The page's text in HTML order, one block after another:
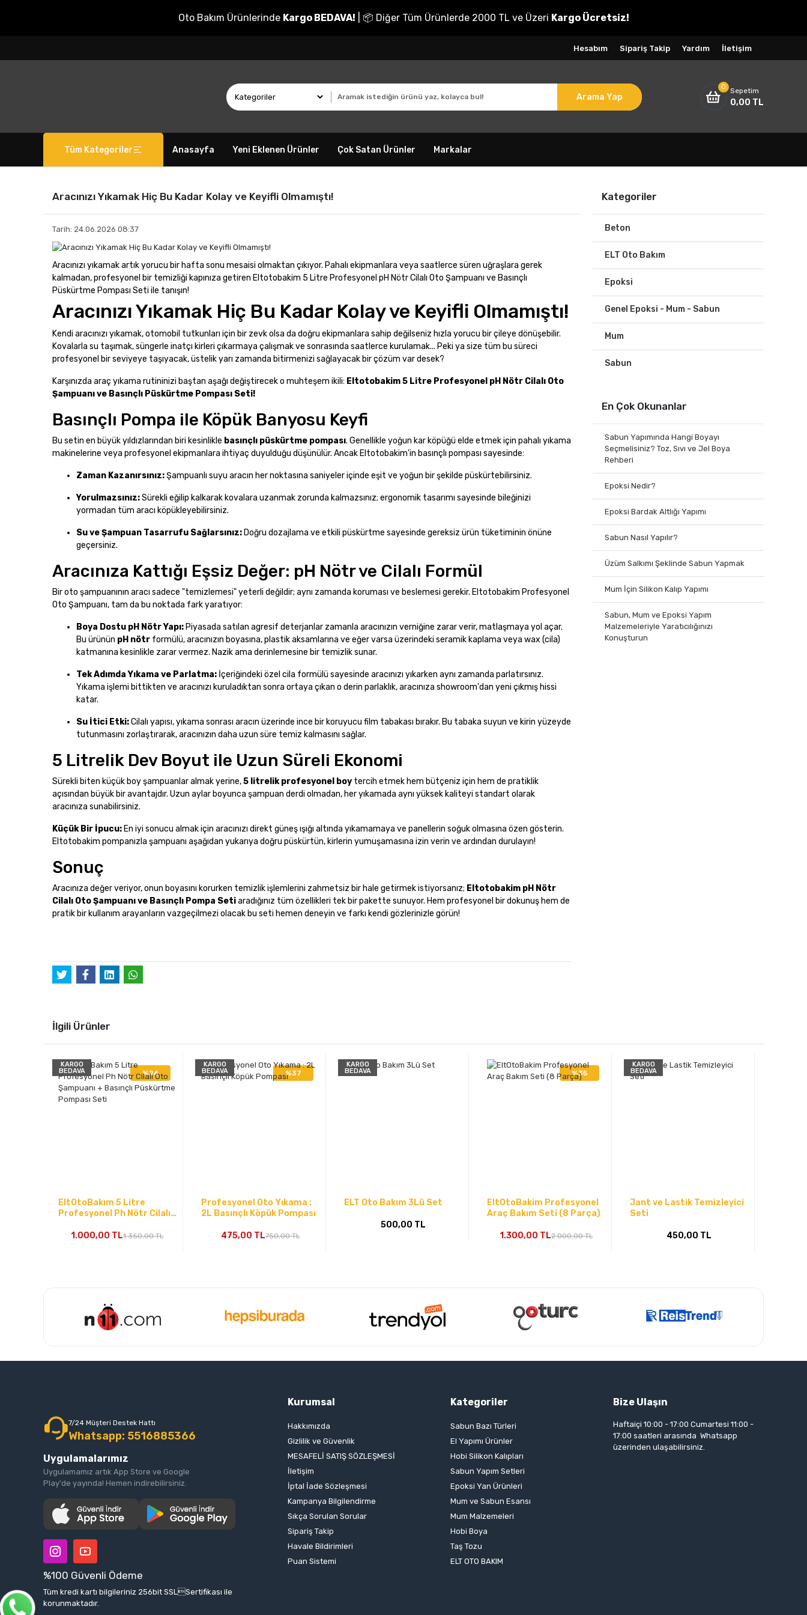
Oto Bakım Ürünlerinde Kargo BEDAVA! | 📦 Diğer Tüm Ürünlerde 2000 TL ve Üzeri Kargo Ücretsiz!
Hesabım Sipariş Takip Yardım İletişim
Arama Yap
0 Sepetim
0,00 TL
Tüm Kategoriler Anasayfa Yeni Eklenen Ürünler Çok Satan Ürünler Markalar
Aracınızı Yıkamak Hiç Bu Kadar Kolay ve Keyifli Olmamıştı!
Tarih: 24.06.2026 08:37
Aracınızı yıkamak artık yorucu bir hafta sonu mesaisi olmaktan çıkıyor. Pahalı ekipmanlara veya saatlerce süren uğraşlara gerek
kalmadan, profesyonel bir temizliği kapınıza getiren Eltotobakim 5 Litre Profesyonel pH Nötr Cilalı Oto Şampuanı ve Basınçlı
Püskürtme Pompası Seti ile tanışın!
Aracınızı Yıkamak Hiç Bu Kadar Kolay ve Keyifli Olmamıştı!
Kendi aracınızı yıkamak, otomobil tutkunları için bir zevk olsa da doğru ekipmanlara sahip değilseniz hızla yorucu bir çileye dönüşebilir.
Kovalarla su taşımak, süngerle inatçı kirleri çıkarmaya çalışmak ve sonrasında saatlerce kurulamak... Peki ya size tüm bu süreci
profesyonel bir seviyeye taşıyacak, üstelik yarı zamanda bitirmenizi sağlayacak bir çözüm var desek?
Karşınızda araç yıkama rutininizi baştan aşağı değiştirecek o muhteşem ikili: Eltotobakim 5 Litre Profesyonel pH Nötr Cilalı Oto
Şampuanı ve Basınçlı Püskürtme Pompası Seti!
Basınçlı Pompa ile Köpük Banyosu Keyfi
Bu setin en büyük yıldızlarından biri kesinlikle basınçlı püskürtme pompası. Genellikle yoğun kar köpüğü elde etmek için pahalı yıkama
makinelerine veya profesyonel ekipmanlara ihtiyaç duyulduğu düşünülür. Ancak Eltotobakim'in basınçlı pompası sayesinde:
Zaman Kazanırsınız:Şampuanlı suyu aracın her noktasına saniyeler içinde eşit ve yoğun bir şekilde püskürtebilirsiniz.
Yorulmazsınız:Sürekli eğilip kalkarak kovalara uzanmak zorunda kalmazsınız; ergonomik tasarımı sayesinde bileğinizi
yormadan tüm aracı köpükleyebilirsiniz.
Su ve Şampuan Tasarrufu Sağlarsınız: Doğru dozajlama ve etkili püskürtme sayesinde gereksiz ürün tüketiminin önüne
geçersiniz.
Aracınıza Kattığı Eşsiz Değer: pH Nötr ve Cilalı Formül
Bir oto şampuanının aracı sadece "temizlemesi" yeterli değildir; aynı zamanda koruması ve beslemesi gerekir. Eltotobakim Profesyonel
Oto Şampuanı, tam da bu noktada fark yaratıyor:
Boya Dostu pH Nötr Yapı: Piyasada satılan agresif deterjanlar zamanla aracınızın verniğine zarar verir, matlaşmaya yol açar.
Bu ürünün pH nötr formülü, aracınızın boyasına, plastik aksamlarına ve eğer varsa üzerindeki seramik kaplama veya wax (cila)
katmanına kesinlikle zarar vermez. Nazik ama derinlemesine bir temizlik sunar.
Tek Adımda Yıkama ve Parlatma: İçeriğindeki özel cila formülü sayesinde aracınızı yıkarken aynı zamanda parlatırsınız.
Yıkama işlemi bittikten ve aracınızı kuruladıktan sonra ortaya çıkan o derin parlaklık, aracınıza showroom'dan yeni çıkmış hissi
katar.
Su İtici Etki:Cilalı yapısı, yıkama sonrası aracın üzerinde ince bir koruyucu film tabakası bırakır. Bu tabaka suyun ve kirin yüzeyde
tutunmasını zorlaştırarak, aracınızın daha uzun süre temiz kalmasını sağlar.
5 Litrelik Dev Boyut ile Uzun Süreli Ekonomi
Sürekli biten küçük boy şampuanlar almak yerine,5 litrelik profesyonel boy tercih etmek hem bütçeniz için hem de pratiklik
açısından büyük bir avantajdır. Uzun aylar boyunca şampuan derdi olmadan, her yıkamada aynı yüksek kaliteyi standart olarak
aracınıza sunabilirsiniz.
Küçük Bir İpucu: En iyi sonucu almak için aracınızı direkt güneş ışığı altında yıkamamaya ve panellerin soğuk olmasına özen gösterin.
Eltotobakim pompanızla şampuanı aşağıdan yukarıya doğru püskürtün, kirlerin yumuşamasına izin verin ve ardından durulayın!
Sonuç
Aracınıza değer veriyor, onun boyasını korurken temizlik işlemlerini zahmetsiz bir hale getirmek istiyorsanız; Eltotobakim pH Nötr
Cilalı Oto Şampuanı ve Basınçlı Pompa Setiaradığınız tüm özellikleri tek bir pakette sunuyor. Hem profesyonel bir dokunuş hem de
pratik bir kullanım arayanların vazgeçilmezi olacak bu seti hemen deneyin ve farkı kendi gözlerinizle görün!
Kategoriler
Beton
ELT Oto Bakım
Epoksi
Genel Epoksi - Mum - Sabun
Mum
Sabun
En Çok Okunanlar
Sabun Yapımında Hangi Boyayı
Seçmelisiniz? Toz, Sıvı ve Jel Boya
Rehberi
Epoksi Nedir?
Epoksi Bardak Altlığı Yapımı
Sabun Nasıl Yapılır?
Üzüm Salkımı Şeklinde Sabun Yapmak
Mum İçin Silikon Kalıp Yapımı
Sabun, Mum ve Epoksi Yapım
Malzemeleriyle Yaratıcılığınızı
Konuşturun
İlgili Ürünler
KARGO
BEDAVA
%26
EltOtoBakım 5 Litre
Profesyonel Ph Nötr Cilalı
Püskürtme Pompası Seti
1.000,00 TL1.350,00 TL
KARGO
BEDAVA
%37
Profesyonel Oto Yıkama :
2L Basınçlı Köpük Pompası
475,00 TL750,00 TL
KARGO
BEDAVA
ELT Oto Bakım 3Lü Set
500,00 TL
%35
EltOtoBakim Profesyonel
Araç Bakım Seti (8 Parça)
1.300,00 TL2.000,00 TL
KARGO
BEDAVA
Jant ve Lastik Temizleyici
Seti
450,00 TL
7/24 Müşteri Destek Hattı
Whatsapp: 5516885366
Uygulamalarımız
Uygulamamız artık App Store ve Google
Play'de yayında! Hemen indirebilirsiniz.
%100 Güvenli Ödeme
Tüm kredi kartı bilgileriniz 256bit SSLSertifikası ile
korunmaktadır.
Kurumsal
Hakkımızda
Gizlilik ve Güvenlik
MESAFELİ SATIŞ SÖZLEŞMESİ
İletişim
İptal İade Sözleşmesi
Kampanya Bilgilendirme
Sıkça Sorulan Sorular
Sipariş Takip
Havale Bildirimleri
Puan Sistemi
Kategoriler
Sabun Bazı Türleri
El Yapımı Ürünler
Hobi Silikon Kalıpları
Sabun Yapım Setleri
Epoksi Yan Ürünleri
Mum ve Sabun Esansı
Mum Malzemeleri
Hobi Boya
Taş Tozu
ELT OTO BAKIM
Bize Ulaşın
Haftaiçi 10:00 - 17:00 Cumartesi 11:00 -
17:00 saatleri arasında Whatsapp
üzerinden ulaşabilirsiniz.